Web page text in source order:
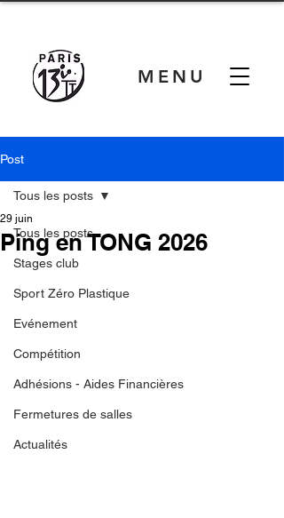
MENU
Post
Tous les posts
Stages club
Sport Zéro Plastique
Evénement
Compétition
Adhésions - Aides Financières
Fermetures de salles
Actualités
Tous les posts
Ping en TONG 2026
29 juin